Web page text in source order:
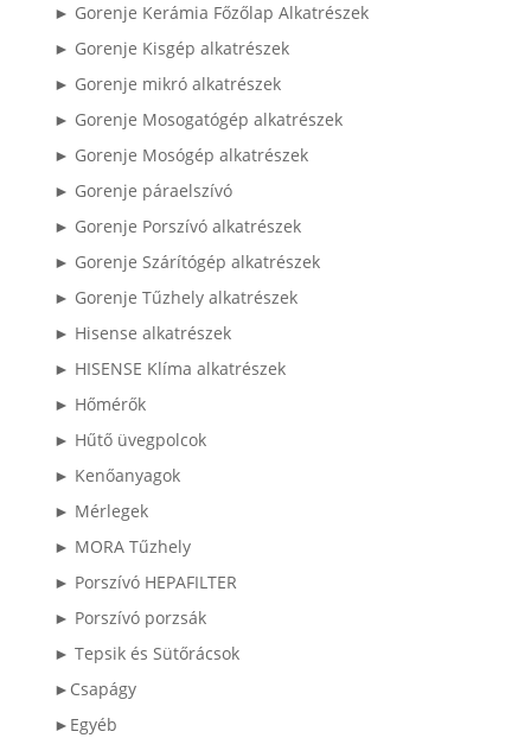
► Gorenje Kerámia Főzőlap Alkatrészek
► Gorenje Kisgép alkatrészek
► Gorenje mikró alkatrészek
► Gorenje Mosogatógép alkatrészek
► Gorenje Mosógép alkatrészek
► Gorenje páraelszívó
► Gorenje Porszívó alkatrészek
► Gorenje Szárítógép alkatrészek
► Gorenje Tűzhely alkatrészek
► Hisense alkatrészek
► HISENSE Klíma alkatrészek
► Hőmérők
► Hűtő üvegpolcok
► Kenőanyagok
► Mérlegek
► MORA Tűzhely
► Porszívó HEPAFILTER
► Porszívó porzsák
► Tepsik és Sütőrácsok
►Csapágy
►Egyéb